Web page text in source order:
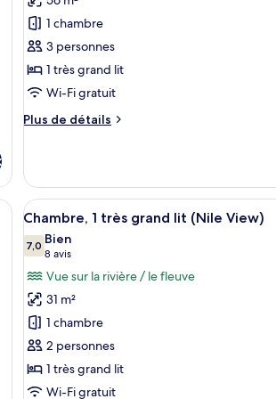
BALCONY
LIVING
AREA/
BALCONY
ce
type
de
chambre :
Suite
(Nile)
1 chambre
3 personnes
1 très grand lit
Wi-Fi gratuit
Plus de détails
Plus
le
type
de
chambre
Suite
(Nile)
une télévision et une vue sur l’extérieur.
Afficher
toutes
les
photos
pour
ce
type
de
chambre :
Chambre,
Une
8
Chambre, 1 très grand lit (Nile View)
7,07,0 sur 10
Bien
8 avis
(8 avis)
Vue sur la rivière / le fleuve
31 m²
1 chambre
2 personnes
1 très grand lit
Wi-Fi gratuit